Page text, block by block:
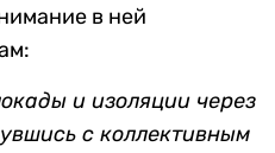
в ней
и изоляции через
с коллективным